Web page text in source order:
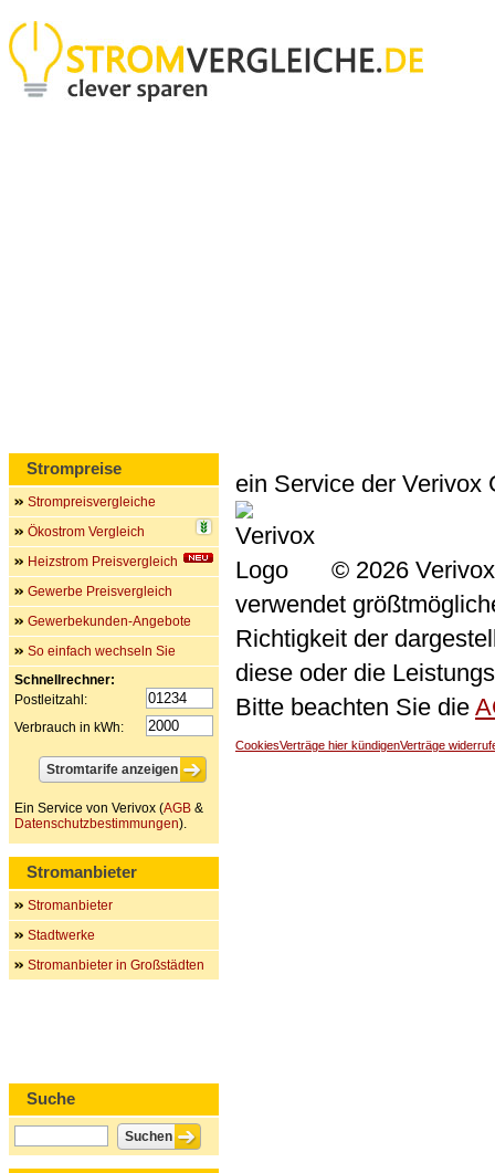
ein Service der Verivox
© 2026
verwendet
Richtigkeit der
diese oder die
Bitte beachten Sie die
CookiesVerträge hier kündigenVerträge
Strompreise
Strompreisvergleiche
Ökostrom Vergleich
Heizstrom Preisvergleich
Gewerbe Preisvergleich
Gewerbekunden-Angebote
So einfach wechseln Sie
Schnellrechner:
Postleitzahl:
Verbrauch in kWh:
Ein Service von Verivox (AGB &
Datenschutzbestimmungen).
Stromanbieter
Stromanbieter
Stadtwerke
Stromanbieter in Großstädten
Suche